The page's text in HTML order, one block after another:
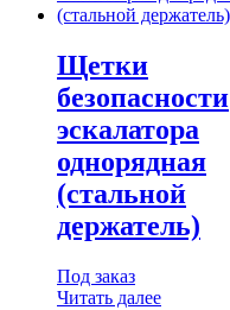
Щетки
безопасности
эскалатора
однорядная
(стальной
держатель)
Под заказ
Читать далее